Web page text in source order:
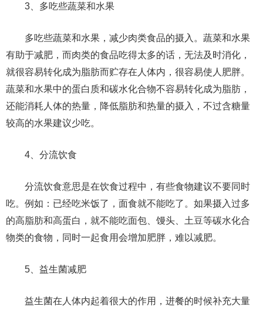
3、多吃些蔬菜和水果
多吃些蔬菜和水果，减少肉类食品的摄入。蔬菜和水果
有助于减肥，而肉类的食品吃得太多的话，无法及时消化，
就很容易转化成为脂肪而贮存在人体内，很容易使人肥胖。
蔬菜和水果中的蛋白质和碳水化合物不容易转化成为脂肪，
还能消耗人体的热量，降低脂肪和热量的摄入，不过含糖量
较高的水果建议少吃。
4、分流饮食
分流饮食意思是在饮食过程中，有些食物建议不要同时
吃。例如：已经吃米饭了，面食就不能吃了。如果摄入过多
的高脂肪和高蛋白，就不能吃面包、馒头、土豆等碳水化合
物类的食物，同时一起食用会增加肥胖，难以减肥。
5、益生菌减肥
益生菌在人体内起着很大的作用，进餐的时候补充大量